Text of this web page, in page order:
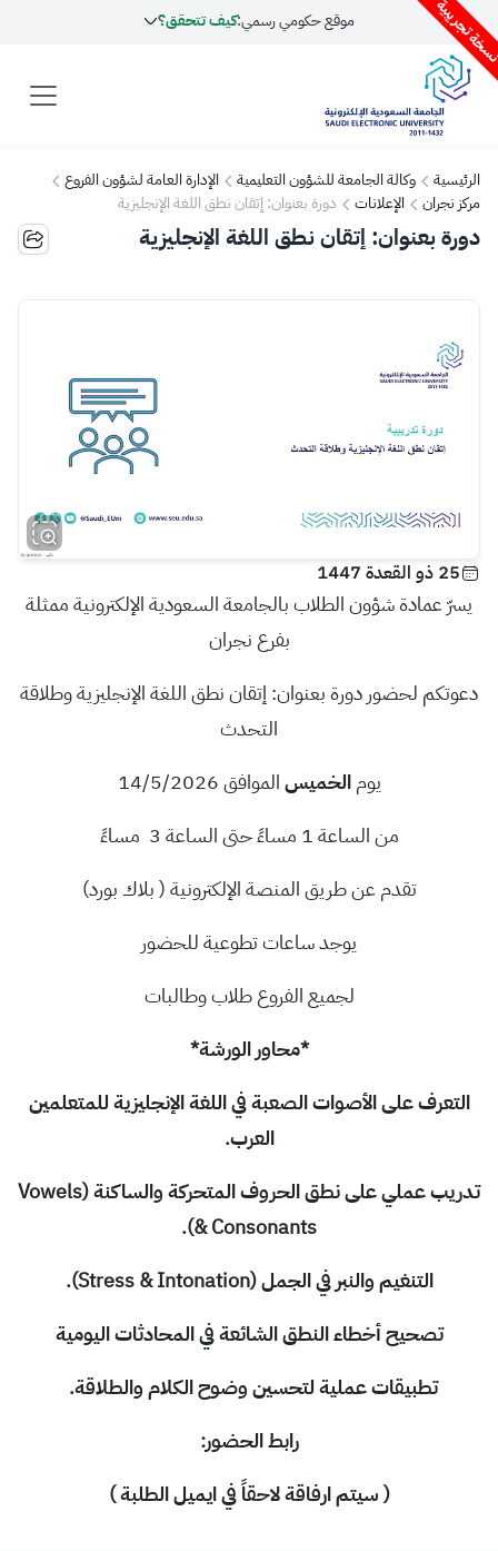
تجريبية موقع حكومي رسمي:كيف تتحقق؟
الرئيسية وكالة الجامعة للشؤون التعليمية
الإدارة العامة لشؤون الفروع
مركز نجران
الإعلانات دورة بعنوان: إتقان نطق اللغة الإنجليزية
دورة بعنوان: إتقان نطق اللغة الإنجليزية
25 ذو القعدة 1447
يسرّ عمادة شؤون الطلاب بالجامعة السعودية الإلكترونية ممثلة
بفرع نجران
دعوتكم لحضور دورة بعنوان: إتقان نطق اللغة الإنجليزيةوطلاقة
التحدث
يومالخميسالموافق 14/5/2026
من الساعة 1 مساءً حتى الساعة 3 مساءً
تقدم عن طريق المنصة الإلكترونية ( بلاك بورد)
يوجد ساعات تطوعية للحضور
لجميع الفروع طلاب وطالبات
*محاور الورشة*
التعرف على الأصوات الصعبة في اللغة الإنجليزية للمتعلمين
العرب.
تدريب عملي على نطق الحروف المتحركة والساكنة (Vowels
& Consonants
).
التنغيم والنبر في الجمل (Stress & Intonation
).
تصحيح أخطاء النطق الشائعة في المحادثات اليومية
تطبيقات عملية لتحسين وضوح الكلام والطلاقة.
رابط الحضور:
( سيتم ارفاقة لاحقاً في ايميل الطلبة )